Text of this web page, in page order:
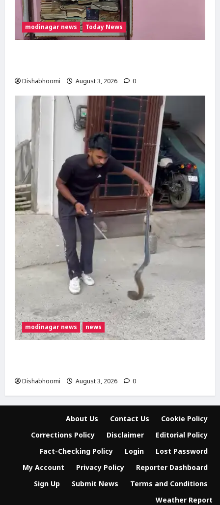
modinagar news Today News
Dishabhoomi August 3, 2026 0
modinagar news news
Dishabhoomi August 3, 2026 0
About Us Contact Us
Cookie Policy
Corrections Policy
Disclaimer
Editorial Policy
Fact-Checking Policy
Login
Lost Password
My Account
Privacy Policy
Reporter Dashboard
Sign Up
Submit News
Terms and Conditions
Weather Report